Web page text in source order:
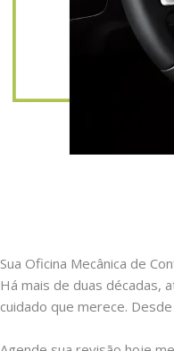
Sua Oficina Mecânica de
Há mais de duas décadas,
cuidado que merece.